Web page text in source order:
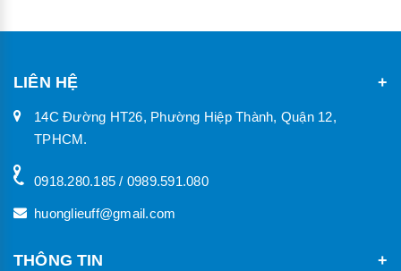
LIÊN HỆ
14C Đường HT26, Phường Hiệp Thành, Quận 12,
TPHCM.
0918.280.185 / 0989.591.080
huonglieuff@gmail.com
THÔNG TIN